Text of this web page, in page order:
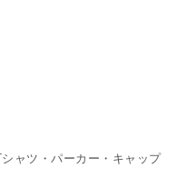
ャツ・パーカー・キャップ